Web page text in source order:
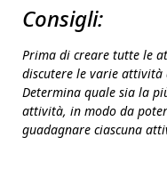
Consigli:
Prima di creare tutte le
discutere le varie attività
Determina quale sia la
attività, in modo da
guadagnare ciascuna